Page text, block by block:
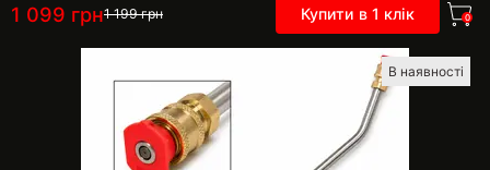
1 099 грн1 199грн Купити в 1 клік 0
В наявності